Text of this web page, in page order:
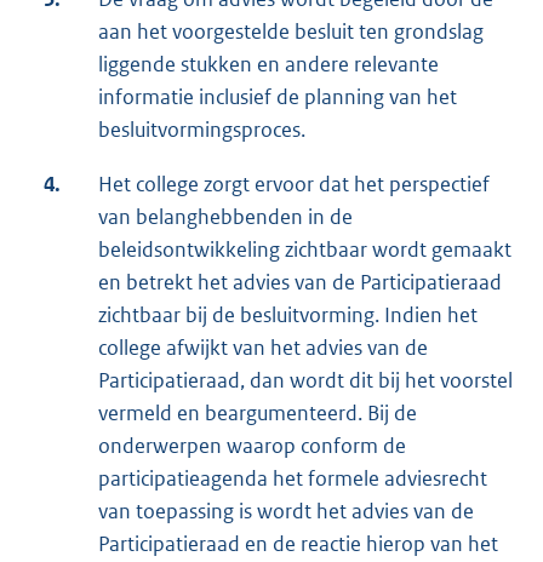
aan het voorgestelde besluit ten grondslag
liggende stukken en andere relevante
informatie inclusief de planning van het
besluitvormingsproces.
4.
Het college zorgt ervoor dat het perspectief
van belanghebbenden in de
beleidsontwikkeling zichtbaar wordt gemaakt
en betrekt het advies van de Participatieraad
zichtbaar bij de besluitvorming. Indien het
college afwijkt van het advies van de
Participatieraad, dan wordt dit bij het voorstel
vermeld en beargumenteerd. Bij de
onderwerpen waarop conform de
participatieagenda het formele adviesrecht
van toepassing is wordt het advies van de
Participatieraad en de reactie hierop van het